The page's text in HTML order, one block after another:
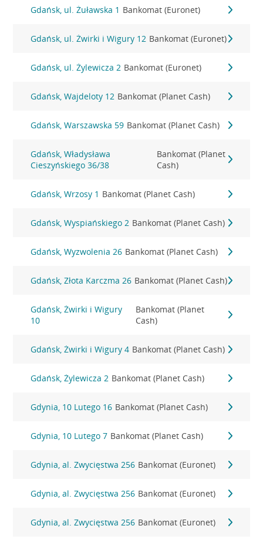
Gdańsk, ul. Żuławska 1 Bankomat (Euronet)
Gdańsk, ul. Żwirki i Wigury 12 Bankomat (Euronet)
Gdańsk, ul. Żylewicza 2 Bankomat (Euronet)
Gdańsk, Wajdeloty 12 Bankomat (Planet Cash)
Gdańsk, Warszawska 59 Bankomat (Planet Cash)
Gdańsk, Władysława
Cieszyńskiego 36/38
Bankomat (Planet
Cash)
Gdańsk, Wrzosy 1 Bankomat (Planet Cash)
Gdańsk, Wyspiańskiego 2 Bankomat (Planet Cash)
Gdańsk, Wyzwolenia 26 Bankomat (Planet Cash)
Gdańsk, Złota Karczma 26 Bankomat (Planet Cash)
Gdańsk, Żwirki i Wigury
10
Bankomat (Planet
Cash)
Gdańsk, Żwirki i Wigury 4 Bankomat (Planet Cash)
Gdańsk, Żylewicza 2 Bankomat (Planet Cash)
Gdynia, 10 Lutego 16 Bankomat (Planet Cash)
Gdynia, 10 Lutego 7 Bankomat (Planet Cash)
Gdynia, al. Zwycięstwa 256 Bankomat (Euronet)
Gdynia, al. Zwycięstwa 256 Bankomat (Euronet)
Gdynia, al. Zwycięstwa 256 Bankomat (Euronet)